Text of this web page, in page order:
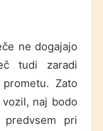
ne dogajajo
tudi zaradi
Zato
naj bodo
pri